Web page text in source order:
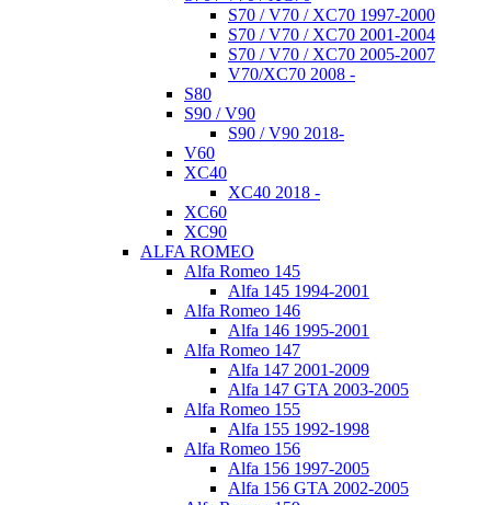
S70 / V70 / XC70 1997-2000
S70 / V70 / XC70 2001-2004
S70 / V70 / XC70 2005-2007
V70/XC70 2008 -
S80
S90 / V90
S90 / V90 2018-
V60
XC40
XC40 2018 -
XC60
XC90
ALFA ROMEO
Alfa Romeo 145
Alfa 145 1994-2001
Alfa Romeo 146
Alfa 146 1995-2001
Alfa Romeo 147
Alfa 147 2001-2009
Alfa 147 GTA 2003-2005
Alfa Romeo 155
Alfa 155 1992-1998
Alfa Romeo 156
Alfa 156 1997-2005
Alfa 156 GTA 2002-2005